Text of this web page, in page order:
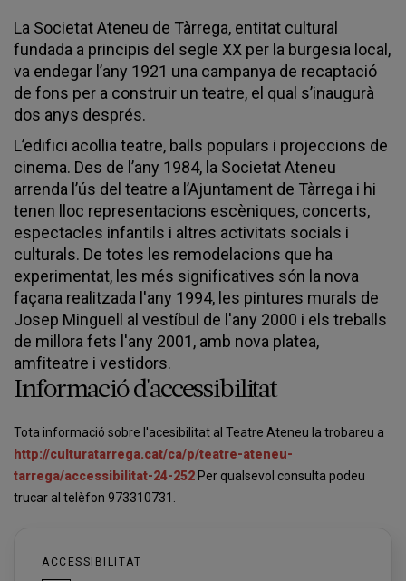
La Societat Ateneu de Tàrrega, entitat cultural
fundada a principis del segle XX per la burgesia local,
va endegar l’any 1921 una campanya de recaptació
de fons per a construir un teatre, el qual s’inaugurà
dos anys després.
L’edifici acollia teatre, balls populars i projeccions de
cinema. Des de l’any 1984, la Societat Ateneu
arrenda l’ús del teatre a l’Ajuntament de Tàrrega i hi
tenen lloc representacions escèniques, concerts,
espectacles infantils i altres activitats socials i
culturals. De totes les remodelacions que ha
experimentat, les més significatives són la nova
façana realitzada l'any 1994, les pintures murals de
Josep Minguell al vestíbul de l'any 2000 i els treballs
de millora fets l'any 2001, amb nova platea,
amfiteatre i vestidors.
Informació d'accessibilitat
Tota informació sobre l'acesibilitat al Teatre Ateneu la trobareu a
http://culturatarrega.cat/ca/p/teatre-ateneu-
tarrega/accessibilitat-24-252 Per qualsevol consulta podeu
trucar al telèfon 973310731.
ACCESSIBILITAT